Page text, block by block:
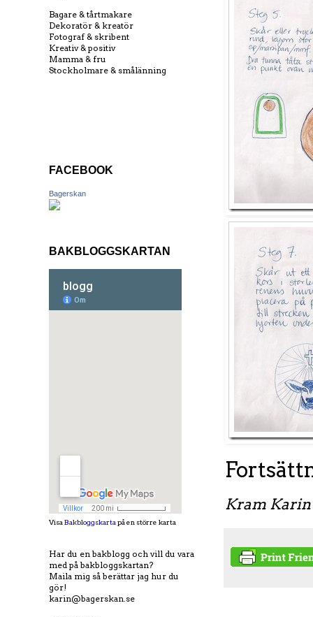
Kram Karin
Bagare & tårtmakare
Dekoratör & kreatör
Fotograf & skribent
Kreativ & positiv
Mamma & fru
Stockholmare & smålänning
FACEBOOK
Bagerskan
BAKBLOGGSKARTAN
Visa Bakbloggskarta på en större karta
Har du en bakblogg och vill du vara
med på bakbloggskartan?
Maila mig så berättar jag hur du
gör!
karin@bagerskan.se